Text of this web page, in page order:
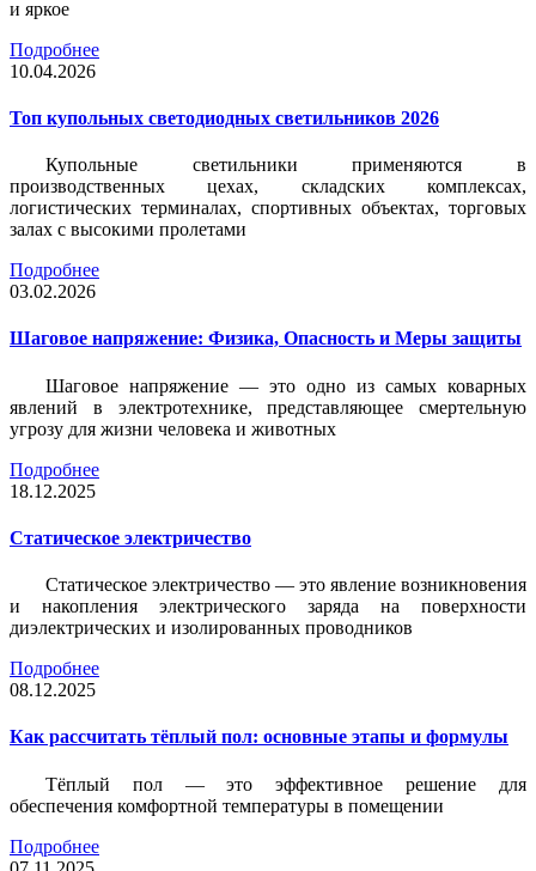
и яркое
Подробнее
10.04.2026
Топ купольных светодиодных светильников 2026
Купольные светильники применяются в
производственных цехах, складских комплексах,
логистических терминалах, спортивных объектах, торговых
залах с высокими пролетами
Подробнее
03.02.2026
Шаговое напряжение: Физика, Опасность и Меры защиты
Шаговое напряжение — это одно из самых коварных
явлений в электротехнике, представляющее смертельную
угрозу для жизни человека и животных
Подробнее
18.12.2025
Статическое электричество
Статическое электричество — это явление возникновения
и накопления электрического заряда на поверхности
диэлектрических и изолированных проводников
Подробнее
08.12.2025
Как рассчитать тёплый пол: основные этапы и формулы
Тёплый пол — это эффективное решение для
обеспечения комфортной температуры в помещении
Подробнее